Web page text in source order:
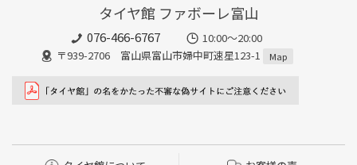
タイヤ館 ファボーレ富山
076-466-6767
10:00～20:00
〒939-2706 富山県富山市婦中町速星123-1
Map